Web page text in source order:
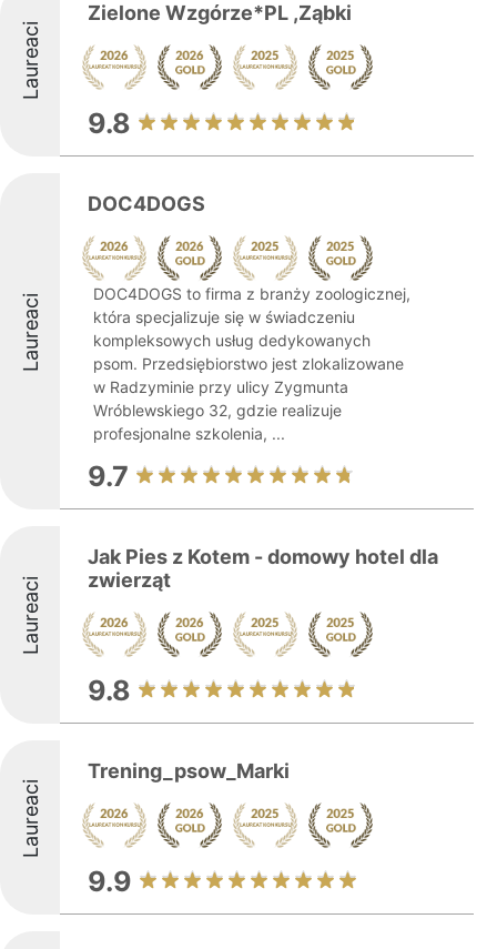
Laureaci
Zielone Wzgórze*PL ,Ząbki
9.8
Laureaci
DOC4DOGS
DOC4DOGS to firma z branży zoologicznej,
która specjalizuje się w świadczeniu
kompleksowych usług dedykowanych
psom. Przedsiębiorstwo jest zlokalizowane
w Radzyminie przy ulicy Zygmunta
Wróblewskiego 32, gdzie realizuje
profesjonalne szkolenia, ...
9.7
Laureaci
Jak Pies z Kotem - domowy hotel dla
zwierząt
9.8
Laureaci
Trening_psow_Marki
9.9